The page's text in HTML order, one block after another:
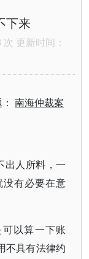
下来
更新时间：
：南海仲裁案
出人所料，一
有必要在意
以算一下账
不具有法律约